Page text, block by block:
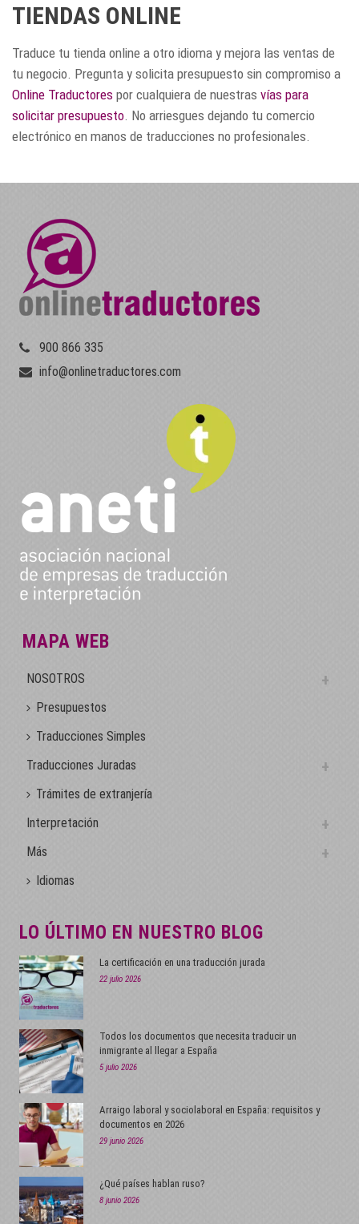
TIENDAS ONLINE
Traduce tu tienda online a otro idioma y mejora las ventas de
tu negocio. Pregunta y solicita presupuesto sin compromiso a
Online Traductores por cualquiera de nuestras vías para
solicitar presupuesto. No arriesgues dejando tu comercio
electrónico en manos de traducciones no profesionales.
900 866 335
info@onlinetraductores.com
MAPA WEB
NOSOTROS
Presupuestos
Traducciones Simples
Traducciones Juradas
Trámites de extranjería
Interpretación
Más
Idiomas
LO ÚLTIMO EN NUESTRO BLOG
La certificación en una traducción jurada
22 julio 2026
Todos los documentos que necesita traducir un
inmigrante al llegar a España
5 julio 2026
Arraigo laboral y sociolaboral en España: requisitos y
documentos en 2026
29 junio 2026
¿Qué países hablan ruso?
8 junio 2026